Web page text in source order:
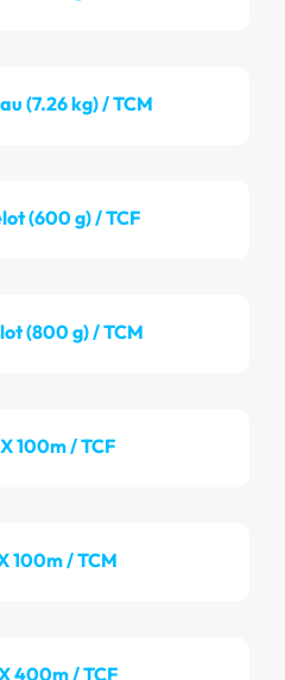
(7.26 kg) / TCM
(600 g) / TCF
(800 g) / TCM
100m / TCF
100m / TCM
400m / TCF